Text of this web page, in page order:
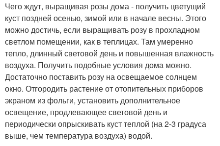
Чего ждут, выращивая розы дома - получить цветущий
куст поздней осенью, зимой или в начале весны. Этого
можно достичь, если выращивать розу в прохладном
светлом помещении, как в теплицах. Там умеренно
тепло, длинный световой день и повышенная влажность
воздуха. Получить подобные условия дома можно.
Достаточно поставить розу на освещаемое солнцем
окно. Отгородить растение от отопительных приборов
экраном из фольги, установить дополнительное
освещение, продлевающее световой день и
периодически опрыскивать куст теплой (на 2-3 градуса
выше, чем температура воздуха) водой.